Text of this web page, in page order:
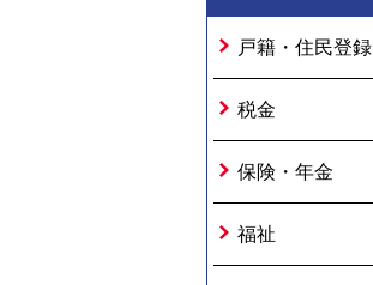
戸籍・住民登録
税金
保険・年金
福祉